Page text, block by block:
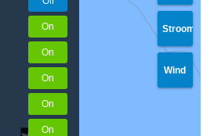
Stroom
Wind